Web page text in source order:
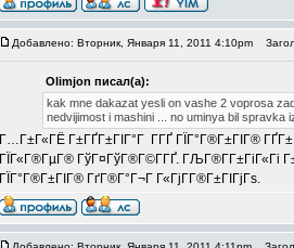
Добавлено: Вторник, Января 11, 2011 4:10pm
Olimjon писал(а):
kak mne dakazat yesli on vashe 2 voprosa
nedvijimost i mashini ... no uminya bil
Г…Г±Г«ГЁ Г±ГҐГ±ГІГ°Г Г­ГҐ ГЇГ°Г®Г±ГІГ®
ГЇГ«Г®ГµГ® ГўГ¤ГўГ®Г©Г­ГҐ. ГЉГ®Г­Г±ГіГ«Гі
ГЇГ°Г®Г±ГІГ® ГґГ®Г°Г¬Г Г«ГјГ­Г®Г±ГІГјГѕ.